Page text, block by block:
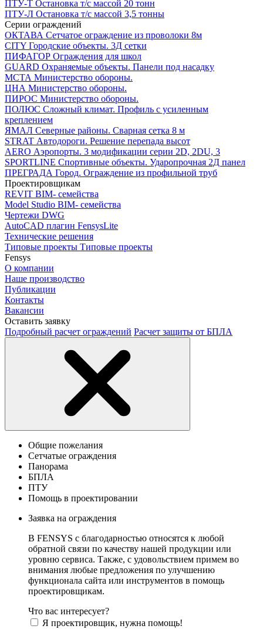
ПТУ-Т Остановка т/c массой 20 тонн
ПТУ-Л Остановка т/c массой 3,5 тонны
Серии ограждений
ОКТАВА Сетчатое ограждение из проволоки 8м
CITY Городские объекты. 3Д сетки
ПИФАГОР Ограждения для школ
GUARD Охраняемые объекты. Панели под насадку
МСТА Министерство обороны.
ЦНА Министерство обороны.
ПИРОС Министерство обороны.
ПОЛЮС Сложный климат. Профиль с усиленным
креплением
ЯМАЛ Северные районы. Сварная сетка 8 м
STRAT Автодороги. Решение перепада высот
AERO Аэропорты. 3 модификации серии 2D, 2DU, 3
SPORTLINE Спортивные объекты. Ударопрочная 2Д панел
ПРЕГРАДА Город. Ограждение из профильной труб
Проектировщикам
REVIT BIM- семейства
Model Studio BIM- семейства
Чертежи DWG
AutoCAD плагин FensysLite
Технические решения
Типовые проекты Типовые проекты
Fensys
О компании
Наше производство
Публикации
Контакты
Вакансии
Оставить заявку
Подробный расчет ограждений Расчет защиты от БПЛА
Общие пожелания
Сетчатые ограждения
Панорама
БПЛА
ПТУ
Помощь в проектировании
Заявка на ограждения
В FENSYS с благодарностью относятся к любой
обратной связи по качеству нашей продукции или
уровню сервиса. Также, с удовольствием примем во
внимания любые предложения по улучшению
функционала сайта или инструментов в помощь
проектировщикам.
Что вас интересует?
Я проектировщик, нужна помощь!